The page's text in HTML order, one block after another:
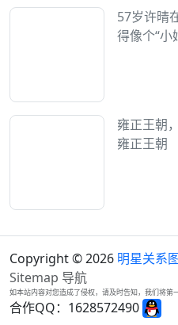
57岁许晴
得像个“小
雍正王朝
雍正王朝
Copyright © 2026 明星关系
Sitemap 导航
如本站内容对您造成了侵权，请及时告知，我们将第
合作QQ：1628572490